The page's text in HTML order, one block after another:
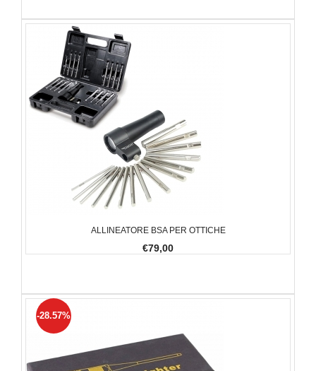
ALLINEATORE BSA PER OTTICHE
€79,00
-28.57%